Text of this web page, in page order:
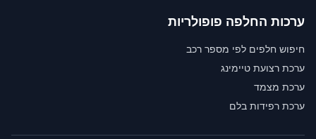
ערכות החלפה פופולריות
חיפוש חלפים לפי מספר רכב
ערכת רצועת טיימינג
ערכת מצמד
ערכת רפידות בלם